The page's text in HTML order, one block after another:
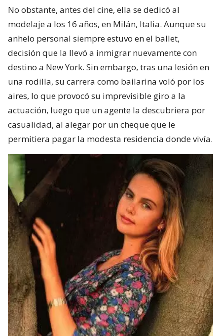
No obstante, antes del cine, ella se dedicó al
modelaje a los 16 años, en Milán, Italia. Aunque su
anhelo personal siempre estuvo en el ballet,
decisión que la llevó a inmigrar nuevamente con
destino a New York. Sin embargo, tras una lesión en
una rodilla, su carrera como bailarina voló por los
aires, lo que provocó su imprevisible giro a la
actuación, luego que un agente la descubriera por
casualidad, al alegar por un cheque que le
permitiera pagar la modesta residencia donde vivía.